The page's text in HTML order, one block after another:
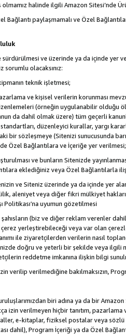
halinde ilgili Amazon Sitesi’nde
Bağlantı paylaşmamalı ve Özel
ve üzerinde ya da içinde yer
sorumlu olacaksınız:
teknik işletmesi;
ve kişisel verilerin korunması
(örneğin uygulanabilir olduğu
da dahil olmak üzere) tüm geçerli
düzenleyici kurallar, yargı
bir sözleşmeye (Sitenizi sunucusunda
Özel Bağlantılara ve İçeriğe yer verilmesi;
ve bunların Sitenizde
eklediğiniz veya Özel Bağlantılarla
ve Siteniz üzerinde ya da içinde yer
aleniyet veya diğer fikri mülkiyet
Politikası’na uyumun gözetilmesi
(biz ve diğer reklam verenler
çerez yerleştirebileceği veya var olan
ile ziyaretçilerden verilerin nasıl
doğru ve yeterli bir şekilde veya ilgili
reddetme imkanına ilişkin bilgi
verilip verilmediğine bakılmaksızın,
biri adına ya da bir
izin verilmeyen hiçbir tanıtım,
e-kitaplar, fiziksel postalar veya sözlü
dahil), Program İçeriği ya da Özel